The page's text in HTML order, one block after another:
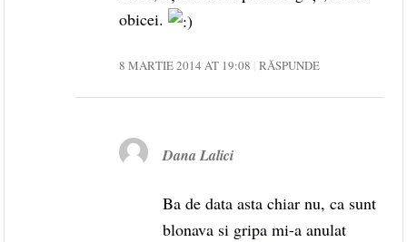
obicei.
8 MARTIE 2014 AT 19:08 RĂSPUNDE
Dana Lalici
Ba de data asta chiar nu, ca sunt
blonava si gripa mi-a anulat